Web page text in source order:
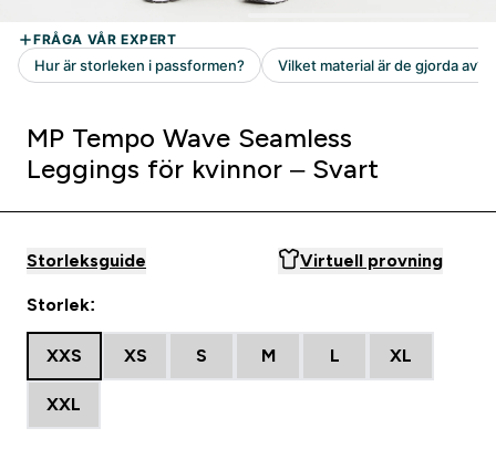
MP Tempo Wave Seamless
Leggings för kvinnor – Svart
Storleksguide Virtuell provning
Storlek:
XXS XS S M L XL
XXL